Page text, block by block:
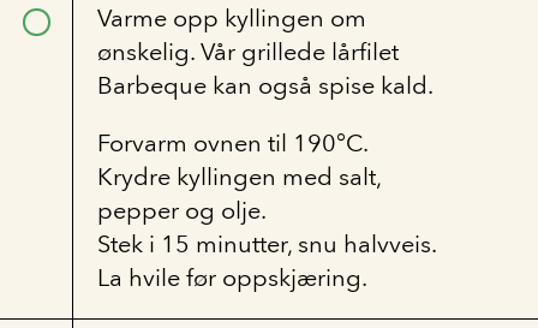
Varme opp kyllingen om
ønskelig. Vår grillede lårfilet
Barbeque kan også spise kald.
Forvarm ovnen til 190°C.
Krydre kyllingen med salt,
pepper og olje.
Stek i 15 minutter, snu halvveis.
La hvile før oppskjæring.